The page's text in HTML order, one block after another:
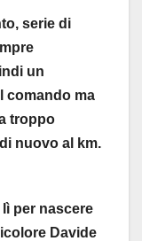
serie di
un
comando ma
troppo
nuovo al km.
per nascere
Davide